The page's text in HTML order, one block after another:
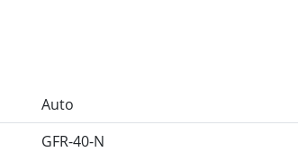
Auto
GFR-40-N